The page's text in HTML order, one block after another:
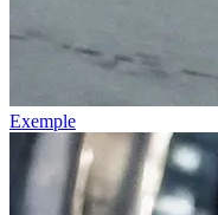
Exemple